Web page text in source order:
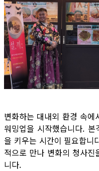
변화하는 대내외 환경 속
워밍업을 시작했습니다.
을 키우는 시간이 필요합니
적으로 만나 변화의 청사
니다.